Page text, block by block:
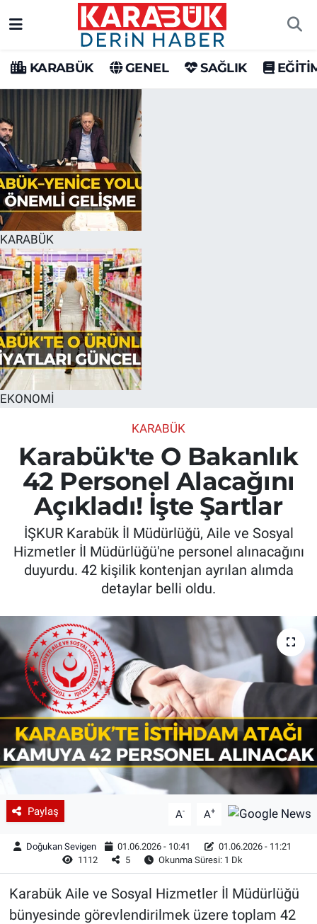
KARABÜK GENEL SAĞLIK
KARABÜK
EKONOMİ
KARABÜK
Karabük'te O Bakanlık
42 Personel Alacağını
Açıkladı! İşte Şartlar
İŞKUR Karabük İl Müdürlüğü, Aile ve Sosyal
Hizmetler İl Müdürlüğü'ne personel alınacağını
duyurdu. 42 kişilik kontenjan ayrılan alımda
detaylar belli oldu.
Paylaş A- A+
Doğukan Sevigen 01.06.2026 - 10:41
01.06.2026 - 11:21
1112
5 Okunma Süresi: 1 Dk
Karabük Aile ve Sosyal Hizmetler İl Müdürlüğü
bünyesinde görevlendirilmek üzere toplam 42
Karabük Hava Durumu
Karabük Trafik Yoğunluk Haritası
Süper Lig Puan Durumu ve Fikstür
Tüm Manşetler
Son Dakika Haberleri
Haber Arşivi